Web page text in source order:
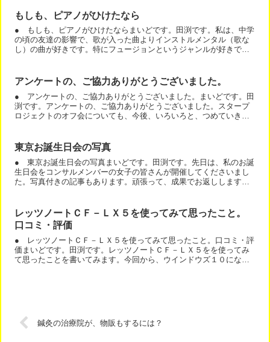
もしも、ピアノがひけたなら
● もしも、ピアノがひけたならまいどです。田渕です。私は、中学
の頃の友達の影響で、歌が入った曲よりインストルメンタル（歌な
し）の曲が好きです。特にフュージョンというジャンルが好きで、
アンケートの、ご協力ありがとうございました。
● アンケートの、ご協力ありがとうございました。まいどです。田
渕です。アンケートの、ご協力ありがとうございました。スタープ
ロジェクトのオフ会についても、今後、いろいろと、つめていきま
東京お誕生日会の写真
● 東京お誕生日会の写真まいどです。田渕です。先日は、私のお誕
生日会をコンサルメンバーの女子の皆さんが開催してくださいまし
た。写真付きの記事もあります。頑張って、成果でお返ししますね
レッツノートＣＦ－ＬＸ５を使ってみて思ったこと。
口コミ・評価
● レッツノートＣＦ－ＬＸ５を使ってみて思ったこと。口コミ・評
価まいどです。田渕です。レッツノートＣＦ－ＬＸ５をを使ってみ
て思ったことを書いてみます。今回から、ウインドウズ１０になり
鍼灸の治療院が、物販もするには？